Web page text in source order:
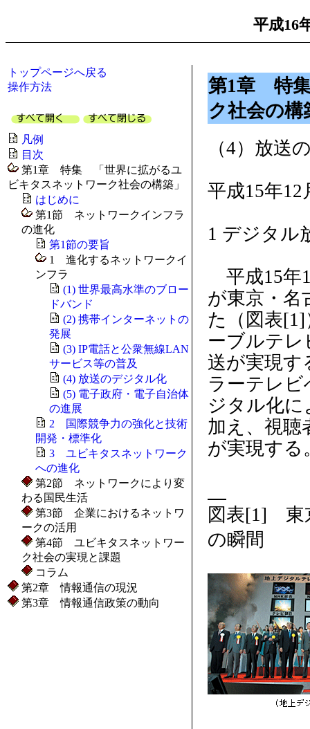
平成16
トップページへ戻る
操作方法
凡例
目次
第1章 特集 「世界に拡がるユ
ビキタスネットワーク社会の構築」
はじめに
第1節 ネットワークインフラ
の進化
第1節の要旨
1 進化するネットワークイ
ンフラ
(1) 世界最高水準のブロー
ドバンド
(2) 携帯インターネットの
発展
(3) IP電話と公衆無線LAN
サービス等の普及
(4) 放送のデジタル化
(5) 電子政府・電子自治体
の進展
2 国際競争力の強化と技術
開発・標準化
3 ユビキタスネットワーク
への進化
第2節 ネットワークにより変
わる国民生活
第3節 企業におけるネットワ
ークの活用
第4節 ユビキタスネットワー
ク社会の実現と課題
コラム
第2章 情報通信の現況
第3章 情報通信政策の動向
第1章 特
ク社会の構
（4）放送
平成15年
1 デジタル
平成15年
が東京・名
た（図表
ーブルテ
送が実現す
ラーテレ
ジタル化
加え、視聴
が実現する
図表[1] 東
の瞬間